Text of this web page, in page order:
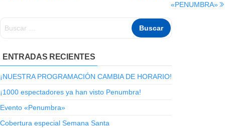
«PENUMBRA»
ENTRADAS RECIENTES
¡NUESTRA PROGRAMACIÓN CAMBIA DE HORARIO!
¡1000 espectadores ya han visto Penumbra!
Evento «Penumbra»
Cobertura especial Semana Santa